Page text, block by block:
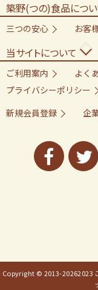
築野(つの)食品につ
三つの安心 お客
当サイトについて
ご利用案内 よく
プライバシーポリシー
新規会員登録
企
Copyright © 2013-20262023